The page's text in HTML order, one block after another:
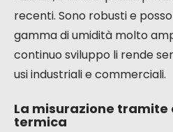
recenti. Sono robusti e
gamma di umidità molto
continuo sviluppo li rende
usi industriali e commerciali.
La misurazione
termica